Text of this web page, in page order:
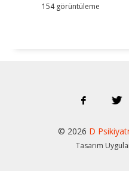
154 görüntüleme
© 2026 D
Tasarım